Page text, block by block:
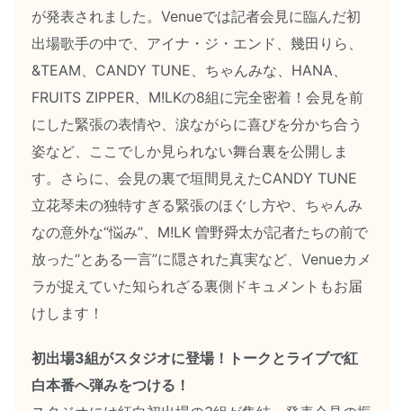
が発表されました。Venueでは記者会見に臨んだ初
出場歌手の中で、アイナ・ジ・エンド、幾田りら、
&TEAM、CANDY TUNE、ちゃんみな、HANA、
FRUITS ZIPPER、M!LKの8組に完全密着！会見を前
にした緊張の表情や、涙ながらに喜びを分かち合う
姿など、ここでしか見られない舞台裏を公開しま
す。さらに、会見の裏で垣間見えたCANDY TUNE
立花琴未の独特すぎる緊張のほぐし方や、ちゃんみ
なの意外な“悩み”、M!LK 曽野舜太が記者たちの前で
放った“とある一言”に隠された真実など、Venueカメ
ラが捉えていた知られざる裏側ドキュメントもお届
けします！
初出場3組がスタジオに登場！トークとライブで紅
白本番へ弾みをつける！